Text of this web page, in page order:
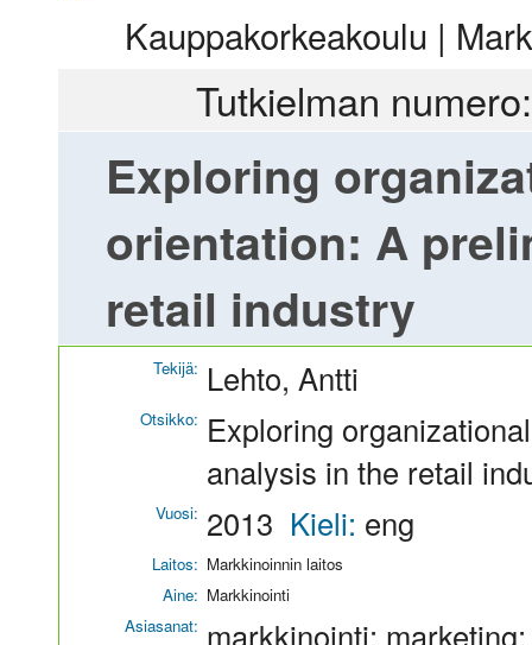
Kauppakorkeakoulu |
Tutkielman
Exploring
orientation: A
retail industry
Tekijä: Lehto, Antti
Otsikko: Exploring
analysis in the retail
Vuosi: 2013 Kieli: eng
Laitos: Markkinoinnin laitos
Aine: Markkinointi
Asiasanat: markkinointi;